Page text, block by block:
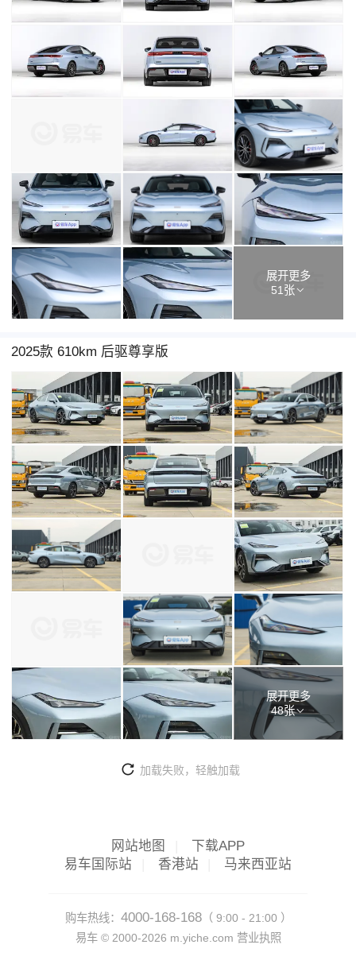
展开更多
51张
2025款 610km 后驱尊享版
展开更多
48张
加载失败，轻触加载
网站地图
下载APP
易车国际站
香港站 马来西亚站
购车热线： 4000-168-168（ 9:00 - 21:00 ）
易车 © 2000-2026 m.yiche.com 营业执照